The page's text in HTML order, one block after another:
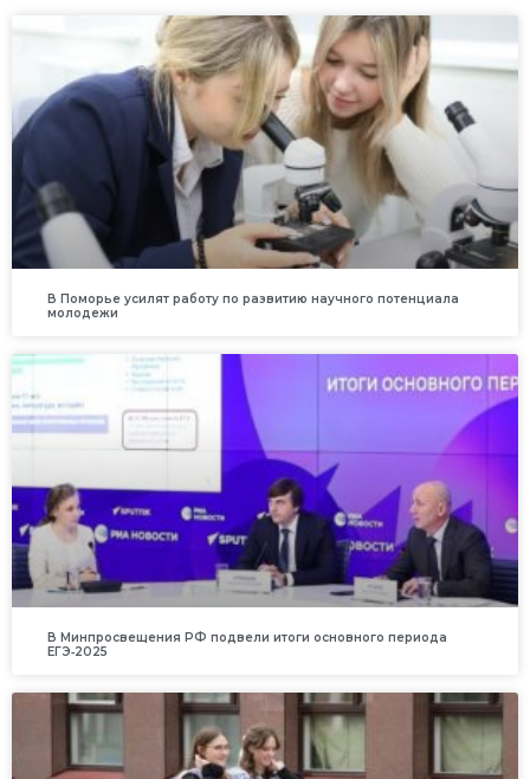
В Поморье усилят работу по развитию научного потенциала
молодежи
В Минпросвещения РФ подвели итоги основного периода
ЕГЭ‑2025